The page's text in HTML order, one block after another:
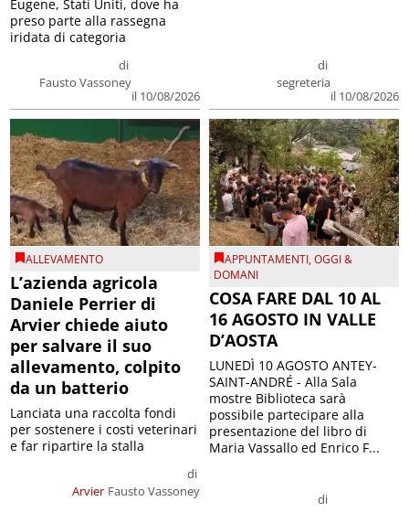
di
Fausto Vassoney
il 10/08/2026
Eugene, Stati Uniti, dove ha
preso parte alla rassegna
iridata di categoria
di
segreteria
il 10/08/2026
ALLEVAMENTO
L’azienda agricola
Daniele Perrier di
Arvier chiede aiuto
per salvare il suo
allevamento, colpito
da un batterio
Arvier
di
Fausto Vassoney
Lanciata una raccolta fondi
per sostenere i costi veterinari
e far ripartire la stalla
APPUNTAMENTI,OGGI &
DOMANI
COSA FARE DAL 10 AL
16 AGOSTO IN VALLE
D’AOSTA
di
LUNEDÌ 10 AGOSTO ANTEY-
SAINT-ANDRÉ - Alla Sala
mostre Biblioteca sarà
possibile partecipare alla
presentazione del libro di
Maria Vassallo ed Enrico F...